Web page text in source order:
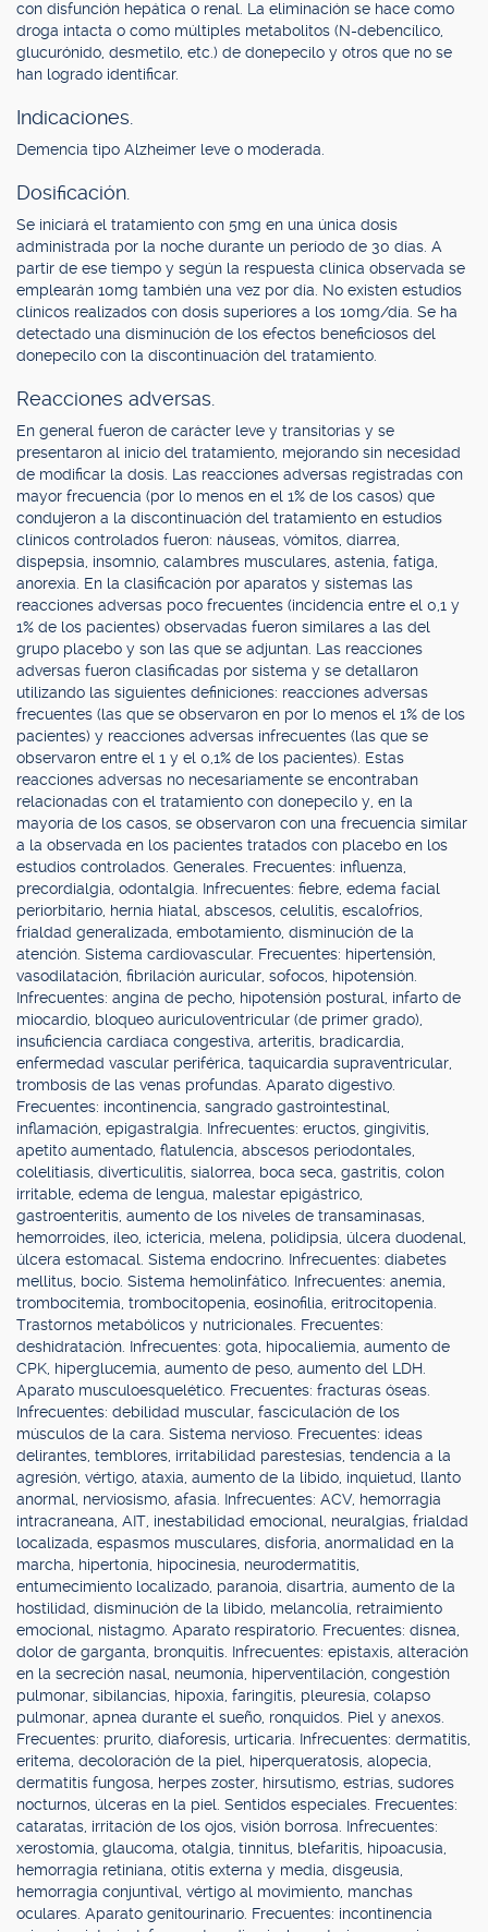
con disfunción hepática o renal. La eliminación se hace como
droga intacta o como múltiples metabolitos (N-debencílico,
glucurónido, desmetilo, etc.) de donepecilo y otros que no se
han logrado identificar.
Indicaciones.
Demencia tipo Alzheimer leve o moderada.
Dosificación.
Se iniciará el tratamiento con 5mg en una única dosis
administrada por la noche durante un período de 30 días. A
partir de ese tiempo y según la respuesta clínica observada se
emplearán 10mg también una vez por día. No existen estudios
clínicos realizados con dosis superiores a los 10mg/día. Se ha
detectado una disminución de los efectos beneficiosos del
donepecilo con la discontinuación del tratamiento.
Reacciones adversas.
En general fueron de carácter leve y transitorias y se
presentaron al inicio del tratamiento, mejorando sin necesidad
de modificar la dosis. Las reacciones adversas registradas con
mayor frecuencia (por lo menos en el 1% de los casos) que
condujeron a la discontinuación del tratamiento en estudios
clínicos controlados fueron: náuseas, vómitos, diarrea,
dispepsia, insomnio, calambres musculares, astenia, fatiga,
anorexia. En la clasificación por aparatos y sistemas las
reacciones adversas poco frecuentes (incidencia entre el 0,1 y
1% de los pacientes) observadas fueron similares a las del
grupo placebo y son las que se adjuntan. Las reacciones
adversas fueron clasificadas por sistema y se detallaron
utilizando las siguientes definiciones: reacciones adversas
frecuentes (las que se observaron en por lo menos el 1% de los
pacientes) y reacciones adversas infrecuentes (las que se
observaron entre el 1 y el 0,1% de los pacientes). Estas
reacciones adversas no necesariamente se encontraban
relacionadas con el tratamiento con donepecilo y, en la
mayoría de los casos, se observaron con una frecuencia similar
a la observada en los pacientes tratados con placebo en los
estudios controlados. Generales. Frecuentes: influenza,
precordialgia, odontalgia. Infrecuentes: fiebre, edema facial
periorbitario, hernia hiatal, abscesos, celulitis, escalofríos,
frialdad generalizada, embotamiento, disminución de la
atención. Sistema cardiovascular. Frecuentes: hipertensión,
vasodilatación, fibrilación auricular, sofocos, hipotensión.
Infrecuentes: angina de pecho, hipotensión postural, infarto de
miocardio, bloqueo auriculoventricular (de primer grado),
insuficiencia cardíaca congestiva, arteritis, bradicardia,
enfermedad vascular periférica, taquicardia supraventricular,
trombosis de las venas profundas. Aparato digestivo.
Frecuentes: incontinencia, sangrado gastrointestinal,
inflamación, epigastralgia. Infrecuentes: eructos, gingivitis,
apetito aumentado, flatulencia, abscesos periodontales,
colelitiasis, diverticulitis, sialorrea, boca seca, gastritis, colon
irritable, edema de lengua, malestar epigástrico,
gastroenteritis, aumento de los niveles de transaminasas,
hemorroides, íleo, ictericia, melena, polidipsia, úlcera duodenal,
úlcera estomacal. Sistema endocrino. Infrecuentes: diabetes
mellitus, bocio. Sistema hemolinfático. Infrecuentes: anemia,
trombocitemia, trombocitopenia, eosinofilia, eritrocitopenia.
Trastornos metabólicos y nutricionales. Frecuentes:
deshidratación. Infrecuentes: gota, hipocaliemia, aumento de
CPK, hiperglucemia, aumento de peso, aumento del LDH.
Aparato musculoesquelético. Frecuentes: fracturas óseas.
Infrecuentes: debilidad muscular, fasciculación de los
músculos de la cara. Sistema nervioso. Frecuentes: ideas
delirantes, temblores, irritabilidad parestesias, tendencia a la
agresión, vértigo, ataxia, aumento de la libido, inquietud, llanto
anormal, nerviosismo, afasia. Infrecuentes: ACV, hemorragia
intracraneana, AIT, inestabilidad emocional, neuralgias, frialdad
localizada, espasmos musculares, disforia, anormalidad en la
marcha, hipertonía, hipocinesia, neurodermatitis,
entumecimiento localizado, paranoia, disartria, aumento de la
hostilidad, disminución de la libido, melancolía, retraimiento
emocional, nistagmo. Aparato respiratorio. Frecuentes: disnea,
dolor de garganta, bronquitis. Infrecuentes: epistaxis, alteración
en la secreción nasal, neumonía, hiperventilación, congestión
pulmonar, sibilancias, hipoxia, faringitis, pleuresía, colapso
pulmonar, apnea durante el sueño, ronquidos. Piel y anexos.
Frecuentes: prurito, diaforesis, urticaria. Infrecuentes: dermatitis,
eritema, decoloración de la piel, hiperqueratosis, alopecia,
dermatitis fungosa, herpes zoster, hirsutismo, estrías, sudores
nocturnos, úlceras en la piel. Sentidos especiales. Frecuentes:
cataratas, irritación de los ojos, visión borrosa. Infrecuentes:
xerostomía, glaucoma, otalgia, tinnitus, blefaritis, hipoacusia,
hemorragia retiniana, otitis externa y media, disgeusia,
hemorragia conjuntival, vértigo al movimiento, manchas
oculares. Aparato genitourinario. Frecuentes: incontinencia